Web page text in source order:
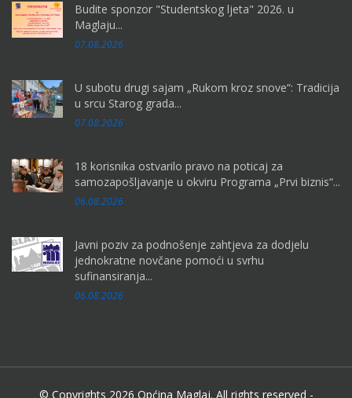
Budite sponzor "Studentskog ljeta" 2026. u
Maglaju...
07.08.2026
U subotu drugi sajam „Rukom kroz snove“: Tradicija
u srcu Starog grada...
07.08.2026
18 korisnika ostvarilo pravo na poticaj za
samozapošljavanje u okviru Programa „Prvi biznis“...
06.08.2026
Javni poziv za podnošenje zahtjeva za dodjelu
jednokratne novčane pomoći u svrhu
sufinansiranja...
06.08.2026
© Copyrights 2026 Općina Maglaj. All rights reserved -